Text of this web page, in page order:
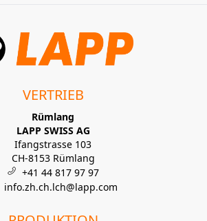
VERTRIEB
Rümlang
LAPP SWISS AG
Ifangstrasse 103
CH-8153 Rümlang
+41 44 817 97 97
info.zh.ch.lch@lapp.com